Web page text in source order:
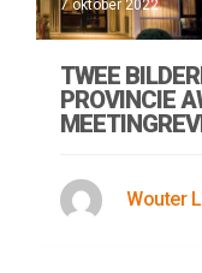
7 oktober 2022
TWEE
PROVINCIE
Wouter